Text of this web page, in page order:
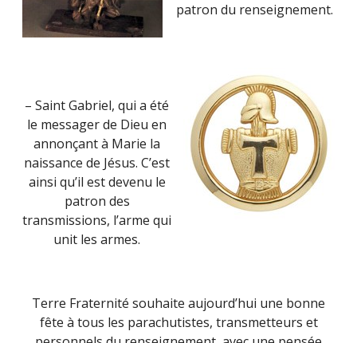
patron du renseignement.
– Saint Gabriel, qui a été
le messager de Dieu en
annonçant à Marie la
naissance de Jésus. C’est
ainsi qu’il est devenu le
patron des
transmissions, l’arme qui
unit les armes.
Terre Fraternité souhaite aujourd’hui une bonne
fête à tous les parachutistes, transmetteurs et